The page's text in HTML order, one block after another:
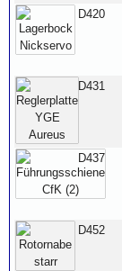
D420
D431
D437
D452